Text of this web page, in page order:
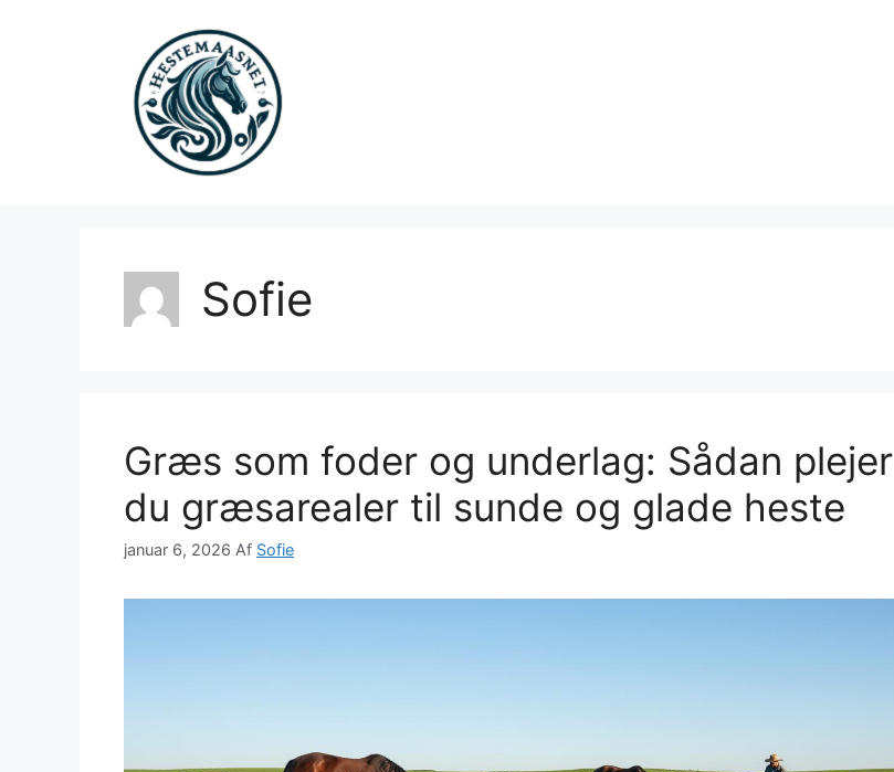
Sofie
Græs som foder og underlag: Sådan plejer
du græsarealer til sunde og glade heste
januar 6, 2026 Af Sofie